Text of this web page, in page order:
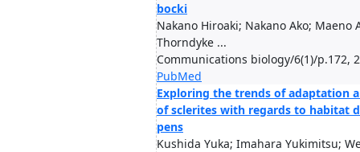
bocki
Nakano Hiroaki; Nakano Ako; Maeno
Thorndyke ...
Communications biology/6(1)/p.172,
PubMed
Exploring the trends of adaptation
of sclerites with regards to habitat
pens
Kushida Yuka; Imahara Yukimitsu;